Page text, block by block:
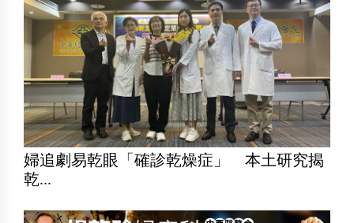
婦追劇易乾眼「確診乾燥症」 本土研究揭
乾...